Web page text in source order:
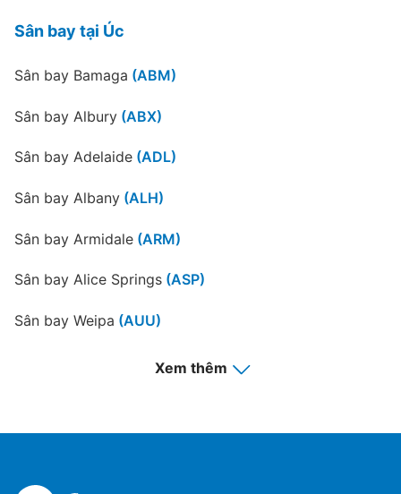
Sân bay tại Úc
Sân bay Bamaga (ABM)
Sân bay Albury (ABX)
Sân bay Adelaide (ADL)
Sân bay Albany (ALH)
Sân bay Armidale (ARM)
Sân bay Alice Springs (ASP)
Sân bay Weipa (AUU)
(AVV)
Sân bay Bundaberg
Xem thêm